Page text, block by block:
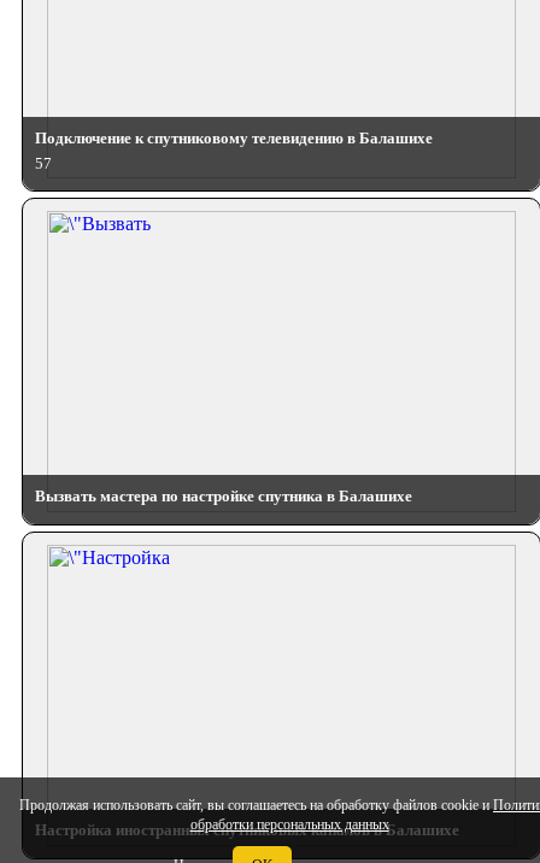
Продолжая использовать сайт, вы соглашаетесь на обработку файлов cookie и
обработки персональных данных
Подключение к спутниковому телевидению в Балашихе
57
Вызвать мастера по настройке спутника в Балашихе
Настройка иностранных спутниковых каналов в Балашихе